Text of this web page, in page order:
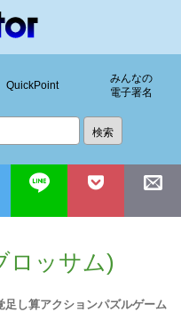
QuickPoint
みんなの
電子署名
ロッサム)
し算アクションパズルゲーム